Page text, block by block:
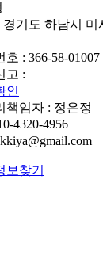
기도 하남시 미
호 : 366-58-01007
고 :
인
책임자 : 정은정
4320-4956
보찾기